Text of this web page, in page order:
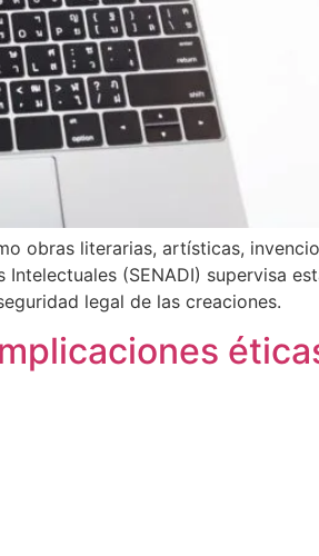
obras literarias, artísticas,
(SENADI) supervisa
legal de las creaciones.